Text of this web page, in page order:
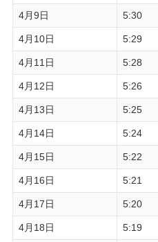
4月9日 5:30
4月10日 5:29
4月11日 5:28
4月12日 5:26
4月13日 5:25
4月14日 5:24
4月15日 5:22
4月16日 5:21
4月17日 5:20
4月18日 5:19